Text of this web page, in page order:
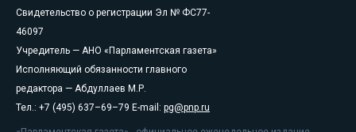
Свидетельство о регистрации Эл № ФС77-
46097
Учредитель — АНО «Парламентская газета»
Исполняющий обязанности главного
редактора — Абдуллаев М.Р.
Тел.: +7 (495) 637–69–79 E-mail: pg@pnp.ru